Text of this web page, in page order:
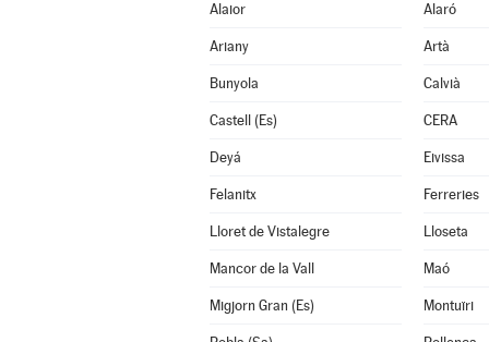
Alaior Alaró
Ariany Artà
Bunyola Calvià
Castell (Es) CERA
Deyá Eivissa
Felanitx Ferreries
Lloret de Vistalegre Lloseta
Mancor de la Vall Maó
Migjorn Gran (Es) Montuïri